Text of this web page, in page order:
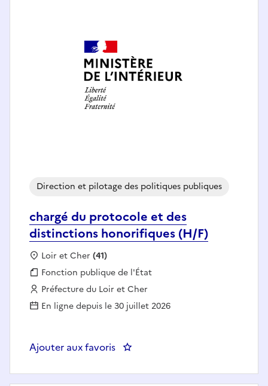
chargé du protocole et des
distinctions honorifiques (H/F)
Direction et pilotage des politiques publiques
Localisation :
Loir et Cher (41)
Fonction publique :
Fonction publique de l'État
Employeur :
Préfecture du Loir et Cher
En ligne depuis le 30 juillet 2026
Ajouter aux favoris : chargé du protocole et des